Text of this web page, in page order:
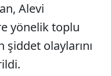
Alevi
yönelik toplu
şiddet olaylarını